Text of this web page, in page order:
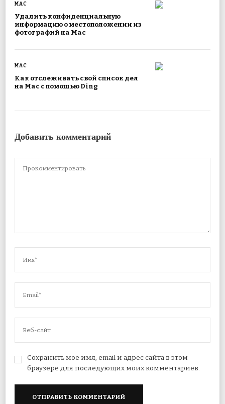
MAC
Удалить конфиденциальную
информацию о местоположении из
фотографий на Mac
MAC
Как отслеживать свой список дел
на Mac с помощью Ding
Добавить комментарий
Сохранить моё имя, email и адрес сайта в этом
браузере для последующих моих комментариев.